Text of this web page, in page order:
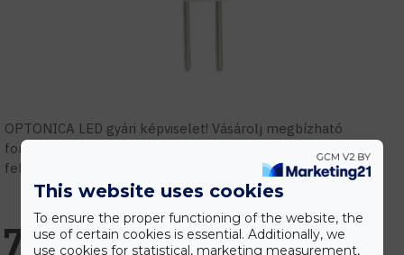
OPTONICA LED gyári képviselet! Vásárolj megbízható
forrásból! Szakmai támogatás, tervezés, gyári garanciális
feltételek.
702 Ft
This website uses cookies
To ensure the proper functioning of the website, the
use of certain cookies is essential. Additionally, we
use cookies for statistical, marketing measurement,